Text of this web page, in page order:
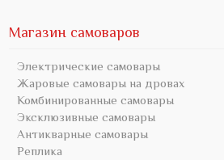
Магазин самоваров
Электрические самовары
Жаровые самовары на дровах
Комбинированные самовары
Эксклюзивные самовары
Антикварные самовары
Реплика